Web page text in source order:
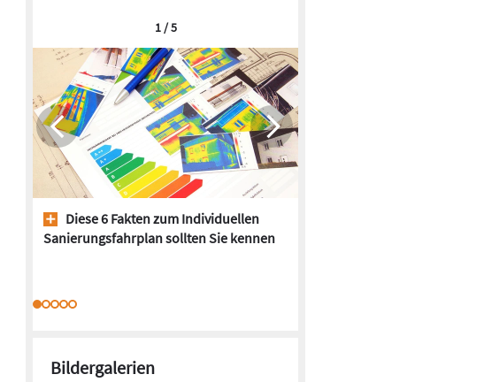
Diese 6 Fakten zum Individuellen
Sanierungsfahrplan sollten Sie kennen
1 / 5
Bildergalerien